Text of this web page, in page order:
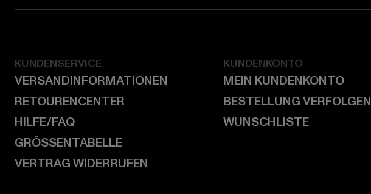
KUNDENSERVICE
VERSANDINFORMATIONEN
RETOURENCENTER
HILFE/FAQ
GRÖSSENTABELLE
VERTRAG WIDERRUFEN
KUNDENKONTO
MEIN KUNDENKONTO
BESTELLUNG VERFOLGEN
WUNSCHLISTE